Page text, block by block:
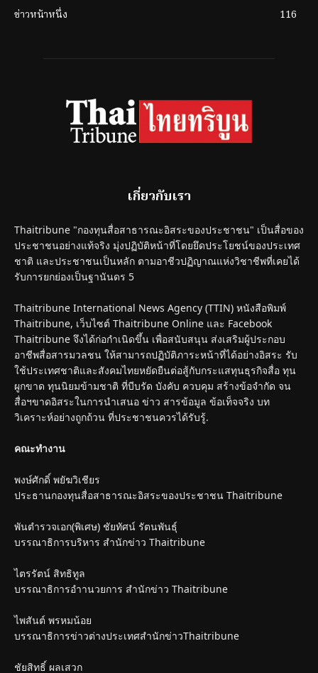
ข่าวหน้าหนึ่ง
116
เกี่ยวกับเรา
Thaitribune "กองทุนสื่อสาธารณะอิสระของประชาชน" เป็นสื่อของ
ประชาชนอย่างแท้จริง มุ่งปฏิบัติหน้าที่โดยยึดประโยชน์ของประเทศ
ชาติ และประชาชนเป็นหลัก ตามอาชีวปฏิญาณแห่งวิชาชีพที่เคยได้
รับการยกย่องเป็นฐานันดร 5
Thaitribune International News Agency (TTIN) หนังสือพิมพ์
Thaitribune, เว็บไซต์ Thaitribune Online และ Facebook
Thaitribune จึงได้ก่อกำเนิดขึ้น เพื่อสนับสนุน ส่งเสริมผู้ประกอบ
อาชีพสื่อสารมวลชน ให้สามารถปฏิบัติภาระหน้าที่ได้อย่างอิสระ รับ
ใช้ประเทศชาติและสังคมไทยหยัดยืนต่อสู้กับกระแสทุนธุรกิจสื่อ ทุน
ผูกขาด ทุนนิยมข้ามชาติ ที่บีบรัด บังคับ ควบคุม สร้างข้อจำกัด จน
สื่อฯขาดอิสระในการนำเสนอ ข่าว สารข้อมูล ข้อเท็จจริง บท
วิเคราะห์อย่างถูกถ้วน ที่ประชาชนควรได้รับรู้.
คณะทำงาน
พงษ์ศักดิ์ พยัฆวิเชียร
ประธานกองทุนสื่อสาธารณะอิสระของประชาชน Thaitribune
พันตำรวจเอก(พิเศษ) ชัยทัศน์ รัตนพันธุ์
บรรณาธิการบริหาร สำนักข่าว Thaitribune
ไตรรัตน์ สิทธิทูล
บรรณาธิการอำานวยการ สำนักข่าว Thaitribune
ไพสันต์ พรหมน้อย
บรรณาธิการข่าวต่างประเทศสำนักข่าวThaitribune
ชัยสิทธิ์ ผลเสวก